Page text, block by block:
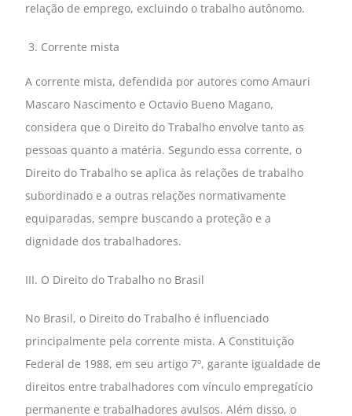
relação de emprego, excluindo o trabalho autônomo.
Corrente mista
A corrente mista, defendida por autores como Amauri
Mascaro Nascimento e Octavio Bueno Magano,
considera que o Direito do Trabalho envolve tanto as
pessoas quanto a matéria. Segundo essa corrente, o
Direito do Trabalho se aplica às relações de trabalho
subordinado e a outras relações normativamente
equiparadas, sempre buscando a proteção e a
dignidade dos trabalhadores.
III. O Direito do Trabalho no Brasil
No Brasil, o Direito do Trabalho é influenciado
principalmente pela corrente mista. A Constituição
Federal de 1988, em seu artigo 7º, garante igualdade de
direitos entre trabalhadores com vínculo empregatício
permanente e trabalhadores avulsos. Além disso, o